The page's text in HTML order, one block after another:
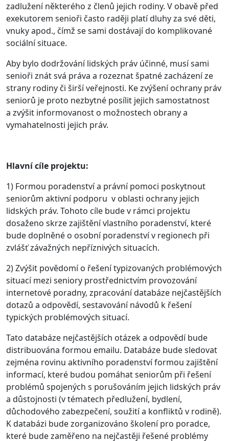
zadlužení některého z členů jejich rodiny. V obavě před
exekutorem senioři často raději platí dluhy za své děti,
vnuky apod., čímž se sami dostávají do komplikované
sociální situace.
Aby bylo dodržování lidských práv účinné, musí sami
senioři znát svá práva a rozeznat špatné zacházení ze
strany rodiny či širší veřejnosti. Ke zvýšení ochrany práv
seniorů je proto nezbytné posílit jejich samostatnost
a zvýšit informovanost o možnostech obrany a
vymahatelnosti jejich práv.
Hlavní cíle projektu:
1) Formou poradenství a právní pomoci poskytnout
seniorům aktivní podporu v oblasti ochrany jejich
lidských práv. Tohoto cíle bude v rámci projektu
dosaženo skrze zajištění vlastního poradenství, které
bude doplněné o osobní poradenství v regionech při
zvlášť závažných nepříznivých situacích.
2) Zvýšit povědomí o řešení typizovaných problémových
situací mezi seniory prostřednictvím provozování
internetové poradny, zpracování databáze nejčastějších
dotazů a odpovědí, sestavování návodů k řešení
typických problémových situací.
Tato databáze nejčastějších otázek a odpovědí bude
distribuována formou emailu. Databáze bude sledovat
zejména rovinu aktivního poradenství formou zajištění
informací, které budou pomáhat seniorům při řešení
problémů spojených s porušováním jejich lidských práv
a důstojnosti (v tématech předlužení, bydlení,
důchodového zabezpečení, soužití a konfliktů v rodině).
K databázi bude zorganizováno školení pro poradce,
které bude zaměřeno na nejčastěji řešené problémy